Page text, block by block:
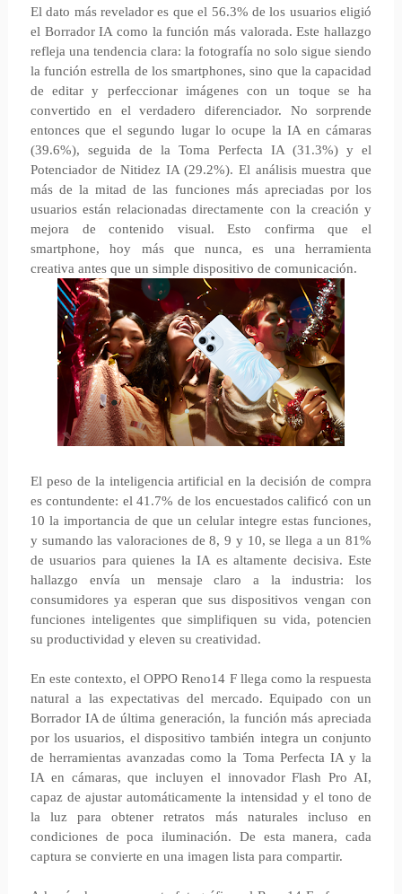
El dato más revelador es que el 56.3% de los usuarios eligió
el Borrador IA como la función más valorada. Este hallazgo
refleja una tendencia clara: la fotografía no solo sigue siendo
la función estrella de los smartphones, sino que la capacidad
de editar y perfeccionar imágenes con un toque se ha
convertido en el verdadero diferenciador. No sorprende
entonces que el segundo lugar lo ocupe la IA en cámaras
(39.6%), seguida de la Toma Perfecta IA (31.3%) y el
Potenciador de Nitidez IA (29.2%). El análisis muestra que
más de la mitad de las funciones más apreciadas por los
usuarios están relacionadas directamente con la creación y
mejora de contenido visual. Esto confirma que el
smartphone, hoy más que nunca, es una herramienta
creativa antes que un simple dispositivo de comunicación.
El peso de la inteligencia artificial en la decisión de compra
es contundente: el 41.7% de los encuestados calificó con un
10 la importancia de que un celular integre estas funciones,
y sumando las valoraciones de 8, 9 y 10, se llega a un 81%
de usuarios para quienes la IA es altamente decisiva. Este
hallazgo envía un mensaje claro a la industria: los
consumidores ya esperan que sus dispositivos vengan con
funciones inteligentes que simplifiquen su vida, potencien
su productividad y eleven su creatividad.
En este contexto, el OPPO Reno14 F llega como la respuesta
natural a las expectativas del mercado. Equipado con un
Borrador IA de última generación, la función más apreciada
por los usuarios, el dispositivo también integra un conjunto
de herramientas avanzadas como la Toma Perfecta IA y la
IA en cámaras, que incluyen el innovador Flash Pro AI,
capaz de ajustar automáticamente la intensidad y el tono de
la luz para obtener retratos más naturales incluso en
condiciones de poca iluminación. De esta manera, cada
captura se convierte en una imagen lista para compartir.